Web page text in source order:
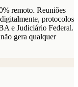
remoto. Reuniões
protocolos
e Judiciário Federal.
gera qualquer